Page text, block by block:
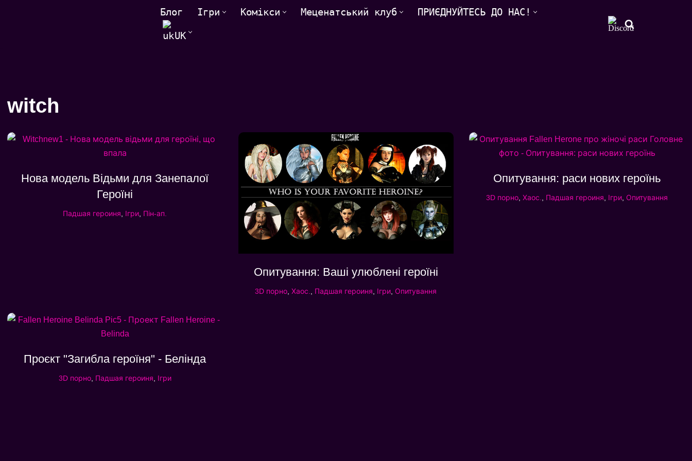
Блог Ігри Комікси Меценатський клуб
ПРИЄДНУЙТЕСЬ ДО НАС!
UK
witch
Нова модель Відьми для Занепалої
Героїні
Падшая героиня Ігри Пін-ап.
Опитування: Ваші улюблені героїні
3D порно ,Хаос. Падшая героиня Ігри ,Опитування
Опитування: раси нових героїнь
3D порно ,Хаос. Падшая героиня Ігри ,Опитування
Проєкт "Загибла героїня" - Белінда
3D порно, Падшая героиня Ігри